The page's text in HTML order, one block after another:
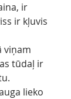
ir
ir kļuvis
viņam
tūdaļ ir
lieko